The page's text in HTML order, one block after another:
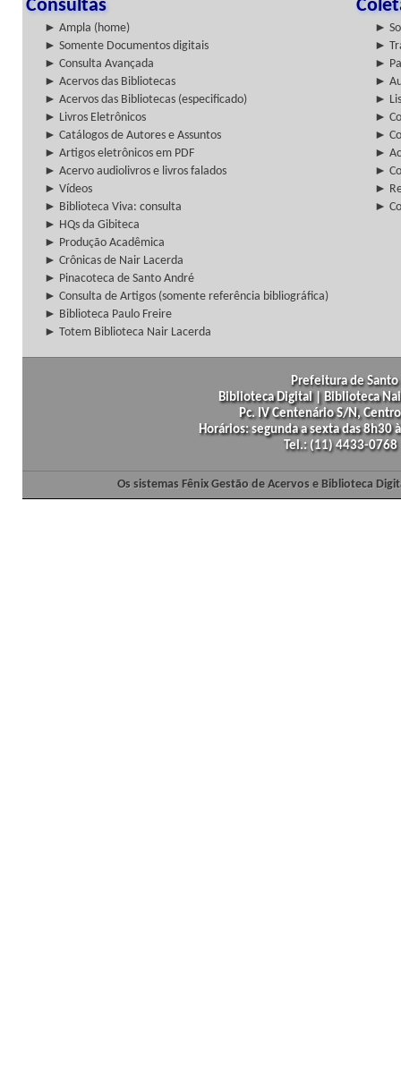
Consultas
► Ampla (home)
►
► Somente Documentos digitais
►
► Consulta Avançada
►
► Acervos das Bibliotecas
►
► Acervos das Bibliotecas (especificado)
►
► Livros Eletrônicos
►
► Catálogos de Autores e Assuntos
►
► Artigos eletrônicos em PDF
►
► Acervo audiolivros e livros falados
►
► Vídeos
►
► Biblioteca Viva: consulta
►
► HQs da Gibiteca
► Produção Acadêmica
► Crônicas de Nair Lacerda
► Pinacoteca de Santo André
► Consulta de Artigos (somente referência bibliográfica)
► Biblioteca Paulo Freire
► Totem Biblioteca Nair Lacerda
Prefeitura de
Biblioteca Digital | Biblioteca
Pc. IV Centenário S/N,
Horários: segunda a sexta das
Tel.: (11) 4433-
Os sistemas Fênix Gestão de Acervos e Biblioteca